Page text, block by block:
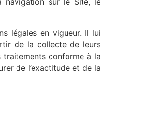
navigation sur le Site, le
légales en vigueur. Il lui
de la collecte de leurs
traitements conforme à la
de l’exactitude et de la